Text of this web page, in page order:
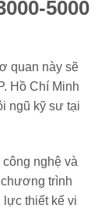
5000
quan này sẽ
Hồ Chí Minh
ngũ kỹ sư tại
nghệ và
trình
lực thiết kế vi